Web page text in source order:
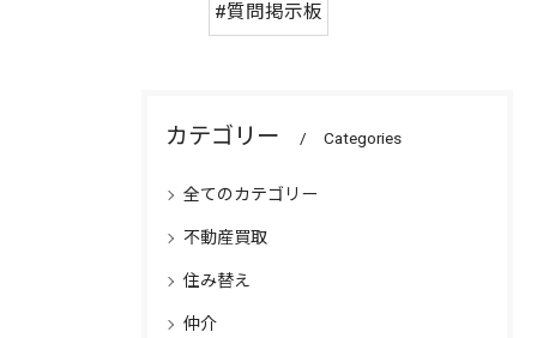
#質問掲示板
カテゴリー Categories
全てのカテゴリー
不動産買取
住み替え
仲介